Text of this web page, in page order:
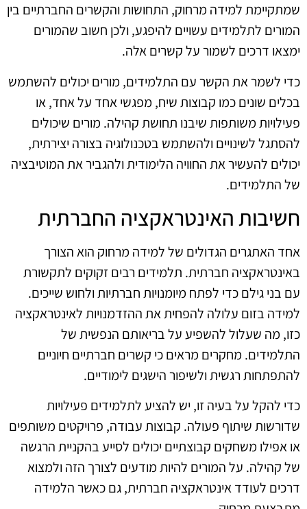
שמתקיימת למידה מרחוק, התחושות והקשרים החברתיים בין
המורים לתלמידים עשויים להיפגע, ולכן חשוב שהמורים
ימצאו דרכים לשמור על קשרים אלה.
כדי לשמר את הקשר עם התלמידים, מורים יכולים להשתמש
בכלים שונים כמו קבוצות שיח, מפגשי אחד על אחד, או
פעילויות משותפות שיבנו תחושת קהילה. מורים שיכולים
להסתגל לשינויים ולהשתמש בטכנולוגיה בצורה יצירתית,
יכולים להעשיר את החוויה הלימודית ולהגביר את המוטיבציה
של התלמידים.
חשיבות האינטראקציה החברתית
אחד האתגרים הגדולים של למידה מרחוק הוא הצורך
באינטראקציה חברתית. תלמידים רבים זקוקים לתקשורת
עם בני גילם כדי לפתח מיומנויות חברתיות ולחוש שייכים.
למידה בזום עלולה להפחית את ההזדמנויות לאינטראקציה
כזו, מה שעלול להשפיע על בריאותם הנפשית של
התלמידים. מחקרים מראים כי קשרים חברתיים חיוניים
להתפתחות רגשית ולשיפור הישגים לימודיים.
כדי להקל על בעיה זו, יש להציע לתלמידים פעילויות
שדורשות שיתוף פעולה. קבוצות עבודה, פרויקטים משותפים
או אפילו משחקים קבוצתיים יכולים לסייע בהקניית הרגשה
של קהילה. על המורים להיות מודעים לצורך הזה ולמצוא
דרכים לעודד אינטראקציה חברתית, גם כאשר הלמידה